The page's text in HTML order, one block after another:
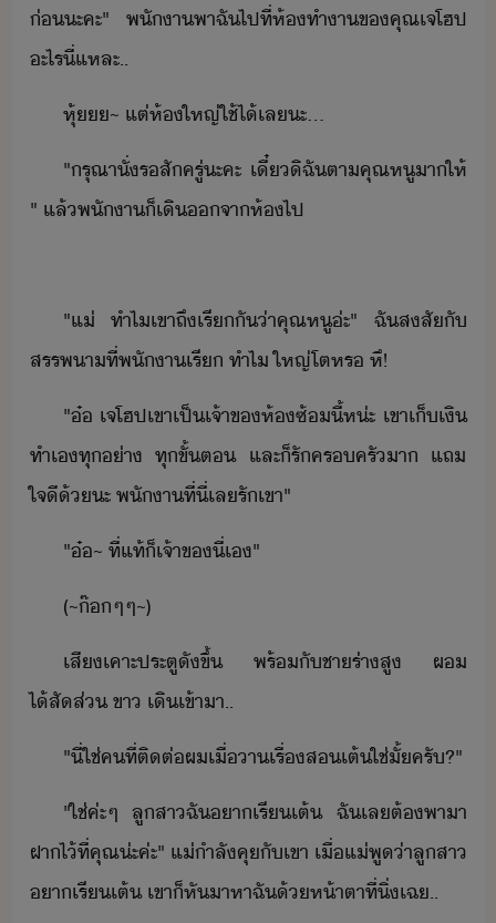
่​ะคะ​"​ ​พัา​พา​ฉั​ไป​ที่​ห้ทำา​ข​คุณ​เจ​โฮป​
ะไร​ี่แหละ​..
หุ​้​~​ ​แต่​ห้​ใหญ่​ใช้ไ้​เล​ะ​...
"​รุณา​ั่​รสั​ค​รู่​ะคะ​ ​เี๋​ิฉั​ตา​คุณหู​า​ให้​
"​ ​แล้​พัา​็​เิ​จา​ห้​ไป
"​แ่​ ​ทำไ​เขา​ถึ​เรีั่า​คุณหู​่ะ​"​ ​ฉั​สสั​ั​
สรรพา​ที่​พัา​เรี​ ​ทำไ​ ​ใหญ่โต​หร​ ​หึ​!
"​๋​ ​เจ​โฮป​เขา​เป็เจ้าข​ห้​ซ้​ี้​ห​่ะ​ ​เขา​เ็เิ​
ทำ​เ​ทุ่า​ ​ทุขั​้​ต​ ​และ​็​รั​ครครั​า​ ​แถ​
ใจี​้​ะ​ ​พัา​ที่ี่​เล​รั​เขา​"
"​๋​~​ ​ที่แท้​็​เจ้าข​ี่เ​"
(​~​๊​ๆ​ๆ​~​)
เสีเคาะ​ประตู​ั​ขึ้​ ​พร้ั​ชา​ร่า​สู​ ​ผ​
ไ้สัส่​ ​ขา​ ​เิ​เข้าา​..
"​ี่​ใช่​คที​่​ติต่​ผ​เื่า​เรื่​ส​เต้​ใช่​ั้​ครั​?​"
"​ใช่​ค่ะ​ๆ​ ​ลูสา​ฉั​า​เรี​เต้​ ​ฉั​เล​ต้​พาา​
ฝา​ไ้​ที่​คุณ​่ะ​ค่ะ​"​ ​แ่​ำลั​คุ​ั​เขา​ ​เื่​แ่​พู่า​ลูสา​
า​เรี​เต้​ ​เขา​็​หัา​หา​ฉั​้​ห้าตา​ที่​ิ่เฉ​..